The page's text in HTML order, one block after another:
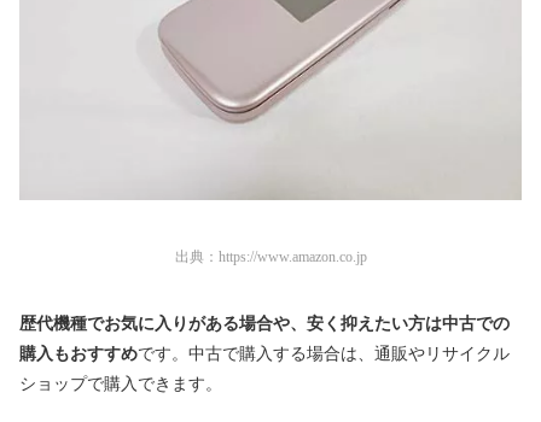
出典： https://www.amazon.co.jp
歴代機種でお気に入りがある場合や、安く抑えたい方は中古での
購入もおすすめです。中古で購入する場合は、通販やリサイクル
ショップで購入できます。